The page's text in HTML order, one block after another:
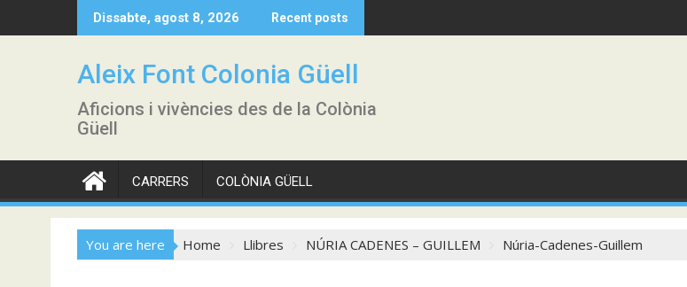
to
Dissabte, agost 8, 2026 Recent posts
Aleix Font Colonia Güell
Aficions i vivències des de la Colònia
Güell
CARRERS COLÒNIA GÜELL
You are here Home Llibres NÚRIA CADENES – GUILLEM Núria-Cadenes-Guillem